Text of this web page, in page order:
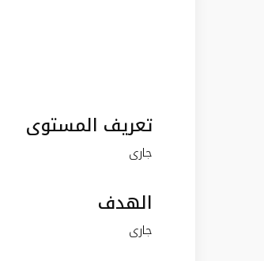
تعريف المستوى
جارى
الهدف
جارى